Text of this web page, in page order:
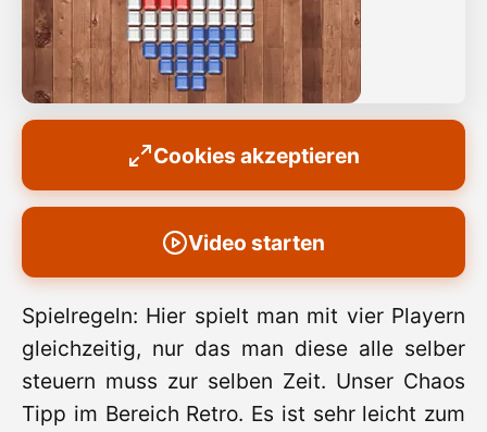
Cookies akzeptieren
Video starten
Spielregeln: Hier spielt man mit vier Playern
gleichzeitig, nur das man diese alle selber
steuern muss zur selben Zeit. Unser Chaos
Tipp im Bereich Retro. Es ist sehr leicht zum